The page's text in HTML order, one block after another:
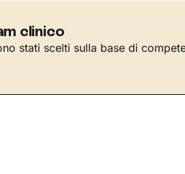
clinico
stati scelti sulla base di